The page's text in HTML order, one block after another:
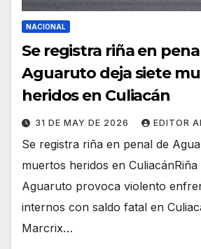
NACIONAL
Se registra riña en
Aguaruto deja siete
heridos en Culiacán
31 DE MAY DE 2026 EDITOR
Se registra riña en penal de
muertos heridos en
Aguaruto provoca violento
internos con saldo fatal en
Marcrix…